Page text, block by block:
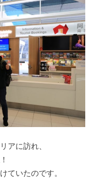
アに訪れ、
ていたのです。